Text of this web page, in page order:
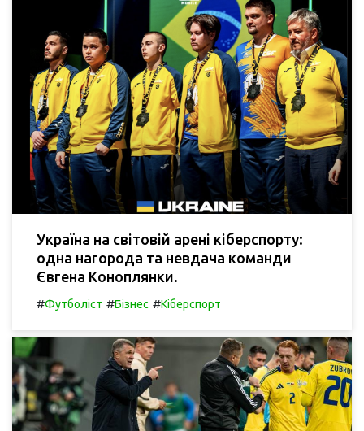
Україна на світовій арені кіберспорту:
одна нагорода та невдача команди
Євгена Коноплянки.
#Футболіст #Бізнес #Кіберспорт